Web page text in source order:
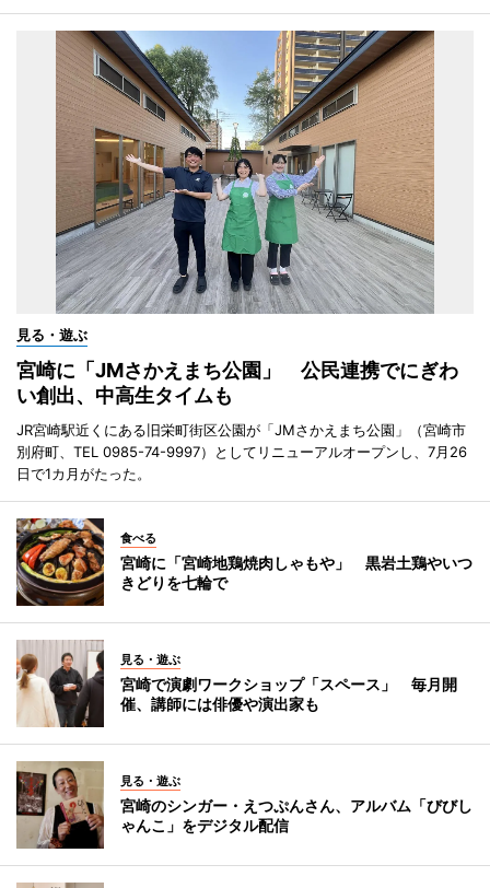
見る・遊ぶ
宮崎に「JMさかえまち公園」 公民連携でにぎわ
い創出、中高生タイムも
JR宮崎駅近くにある旧栄町街区公園が「JMさかえまち公園」（宮崎市
別府町、TEL 0985-74-9997）としてリニューアルオープンし、7月26
日で1カ月がたった。
食べる
宮崎に「宮崎地鶏焼肉しゃもや」 黒岩土鶏やいつ
きどりを七輪で
見る・遊ぶ
宮崎で演劇ワークショップ「スペース」 毎月開
催、講師には俳優や演出家も
見る・遊ぶ
宮崎のシンガー・えつぷんさん、アルバム「びびし
ゃんこ」をデジタル配信